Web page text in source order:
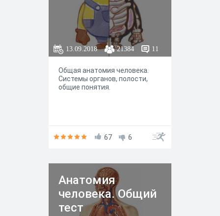
13.09.2018 21384 11
Общая анатомия человека.
Системы органов, полости,
общие понятия.
67 6
Анатомия
человека. Общий
тест